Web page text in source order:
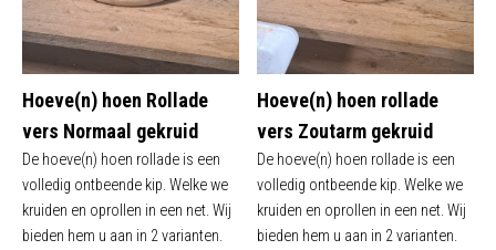
Hoeve(n) hoen Rollade
vers Normaal gekruid
De hoeve(n) hoen rollade is een
volledig ontbeende kip. Welke we
kruiden en oprollen in een net. Wij
bieden hem u aan in 2 varianten.
Hoeve(n) hoen rollade
vers Zoutarm gekruid
De hoeve(n) hoen rollade is een
volledig ontbeende kip. Welke we
kruiden en oprollen in een net. Wij
bieden hem u aan in 2 varianten.